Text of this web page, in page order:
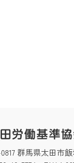
群馬県太田市